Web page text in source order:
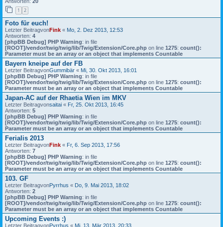
1 2
Foto für euch!
Letzter BeitragvonFink « Mo, 2. Dez 2013, 12:53
Antworten: 4
[phpBB Debug] PHP Warning: in file
[ROOT]/vendor/twig/twig/lib/Twig/Extension/Core.php on line 1275: count():
Parameter must be an array or an object that implements Countable
Bayern kneipe auf der FB
Letzter BeitragvonGummibär « Mi, 30. Okt 2013, 16:01
[phpBB Debug] PHP Warning: in file
[ROOT]/vendor/twig/twig/lib/Twig/Extension/Core.php on line 1275: count():
Parameter must be an array or an object that implements Countable
Japan-AC auf der Rhaetia Wien im MKV
Letzter Beitragvonsaitai « Fr, 25. Okt 2013, 16:45
Antworten: 5
[phpBB Debug] PHP Warning: in file
[ROOT]/vendor/twig/twig/lib/Twig/Extension/Core.php on line 1275: count():
Parameter must be an array or an object that implements Countable
Ferialis 2013
Letzter BeitragvonFink « Fr, 6. Sep 2013, 17:56
Antworten: 7
[phpBB Debug] PHP Warning: in file
[ROOT]/vendor/twig/twig/lib/Twig/Extension/Core.php on line 1275: count():
Parameter must be an array or an object that implements Countable
103. GF
Letzter BeitragvonPyrrhus « Do, 9. Mai 2013, 18:02
Antworten: 2
[phpBB Debug] PHP Warning: in file
[ROOT]/vendor/twig/twig/lib/Twig/Extension/Core.php on line 1275: count():
Parameter must be an array or an object that implements Countable
Upcoming Events :)
Letzter BeitragvonPyrrhus « Mi, 13. Mär 2013, 20:33